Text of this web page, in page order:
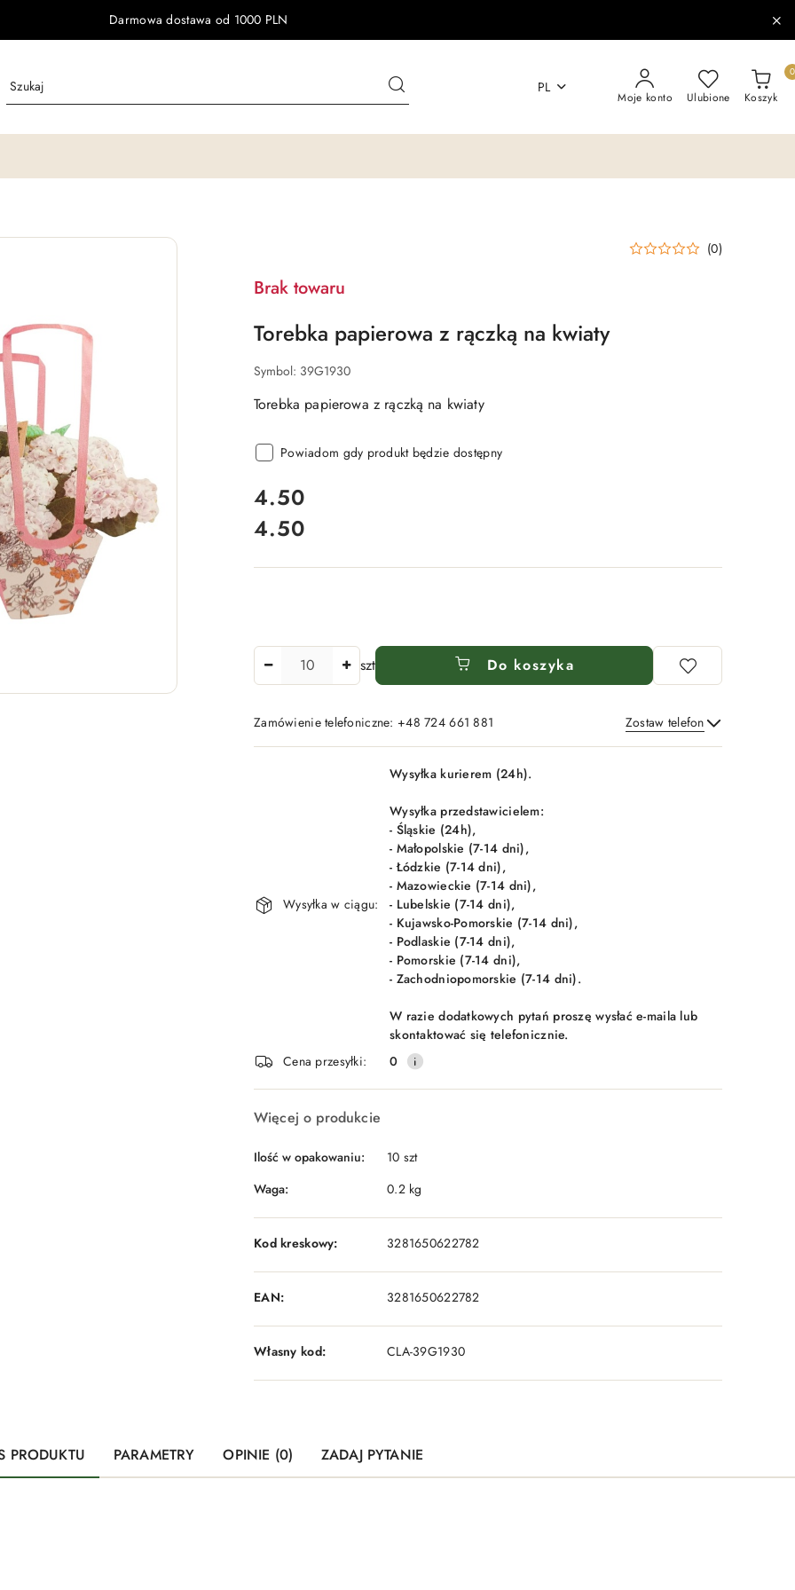
Darmowa dostawa od 1000 PLN
PL
Moje konto Ulubione Koszyk
0
(0)
Brak towaru
Torebka papierowa z rączką na kwiaty
Symbol: 39G1930
Torebka papierowa z rączką na kwiaty
Powiadom gdy produkt będzie dostępny
cena:
4.50
Cena:
4.50
szt Do koszyka
Zamówienie telefoniczne: +48 724 661 881 Zostaw telefon
Wyślij
Wysyłka w ciągu:
Wysyłka kurierem (24h).
Wysyłka przedstawicielem:
- Śląskie (24h),
- Małopolskie (7-14 dni),
- Łódzkie (7-14 dni),
- Mazowieckie (7-14 dni),
- Lubelskie (7-14 dni),
- Kujawsko-Pomorskie (7-14 dni),
- Podlaskie (7-14 dni),
- Pomorskie (7-14 dni),
- Zachodniopomorskie (7-14 dni).
W razie dodatkowych pytań proszę wysłać e-maila lub
skontaktować się telefonicznie.
Cena przesyłki:
0
Więcej o produkcie
Ilość w opakowaniu:
10 szt
Waga:
0.2 kg
Kod kreskowy: 3281650622782
EAN: 3281650622782
Własny kod: CLA-39G1930
PRODUKTU PARAMETRY OPINIE (0) ZADAJ PYTANIE